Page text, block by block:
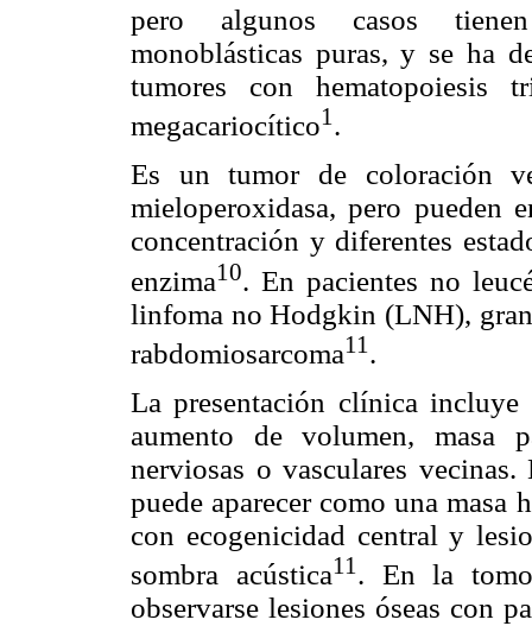
pero algunos casos
monoblásticas puras, y se ha
tumores con
megacariocítico1 .
Es un tumor de coloración
mieloperoxidasa, pero pueden
concentración y diferentes
enzima10. En pacientes no
linfoma no Hodgkin (LNH),
rabdomiosarcoma11 .
La presentación clínica
aumento de volumen, masa
nerviosas o vasculares
puede aparecer como una masa
con ecogenicidad central y
sombra acústica11 . En la
observarse lesiones óseas con